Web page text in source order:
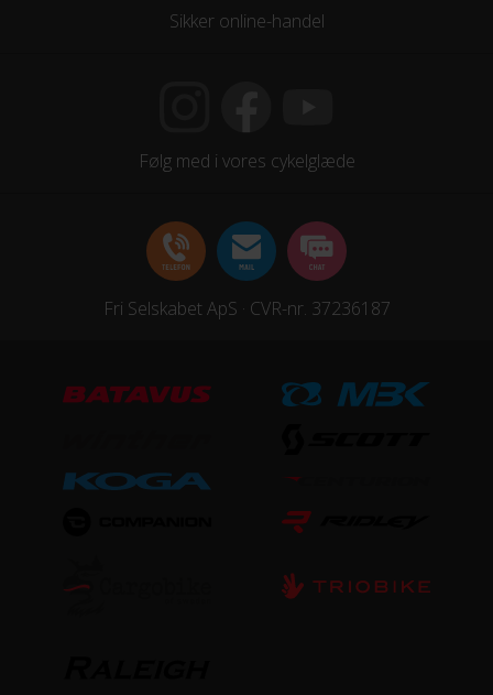
Sikker online-handel
Følg med i vores cykelglæde
Fri Selskabet ApS · CVR-nr. 37236187